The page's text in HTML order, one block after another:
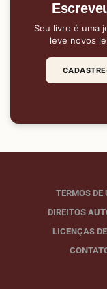
Seu livro é uma
leve novos
TERMOS DE
DIREITOS
LICENÇAS